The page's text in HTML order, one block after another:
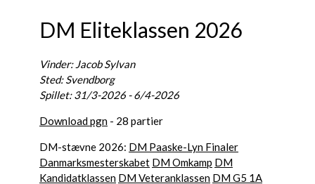
DM Eliteklassen 2026
Vinder: Jacob Sylvan
Sted: Svendborg
Spillet: 31/3-2026 - 6/4-2026
Download pgn - 28 partier
DM-stævne 2026: DM Paaske-Lyn Finaler
Danmarksmesterskabet DM Omkamp DM
Kandidatklassen DM Veteranklassen DM G5 1A